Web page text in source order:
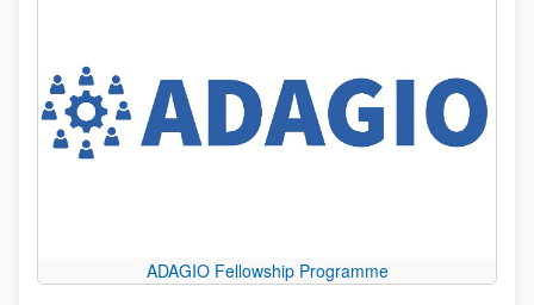
ADAGIO Fellowship Programme